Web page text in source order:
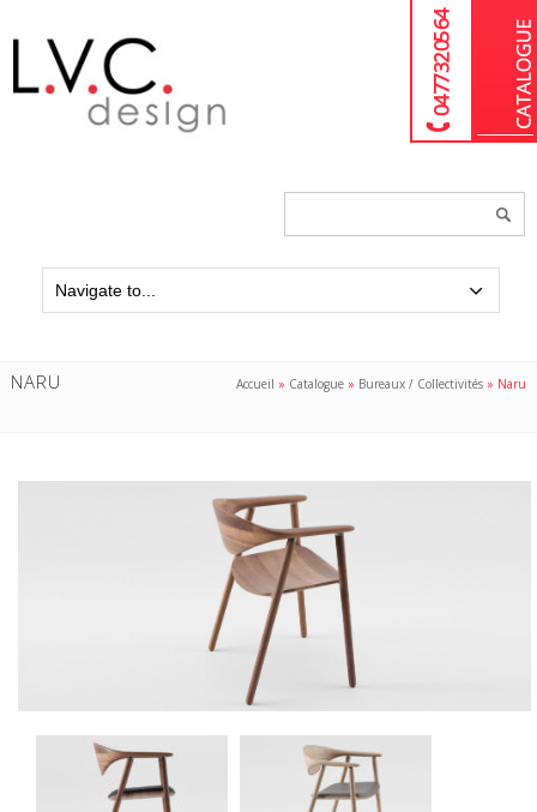
04 77 32 05 64
NARU Accueil » Catalogue » Bureaux / Collectivités » Naru